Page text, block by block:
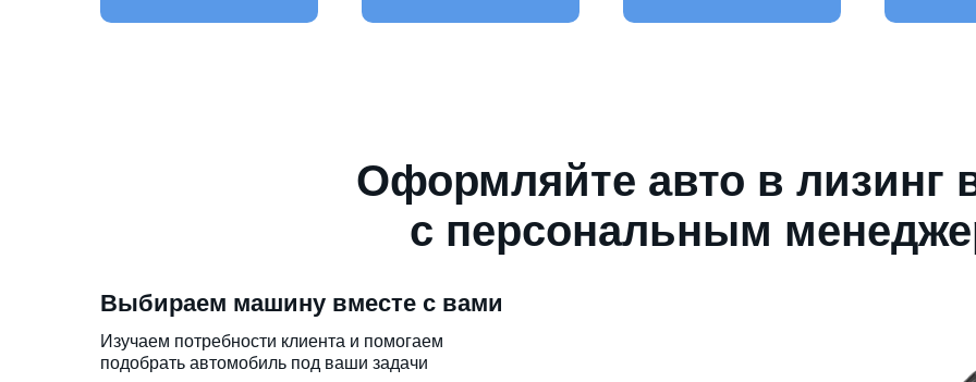
Выбираем машину вместе с вами
Изучаем потребности клиента и помогаем
подобрать автомобиль под ваши задачи
Оформляйте авто в лизинг
с персональным